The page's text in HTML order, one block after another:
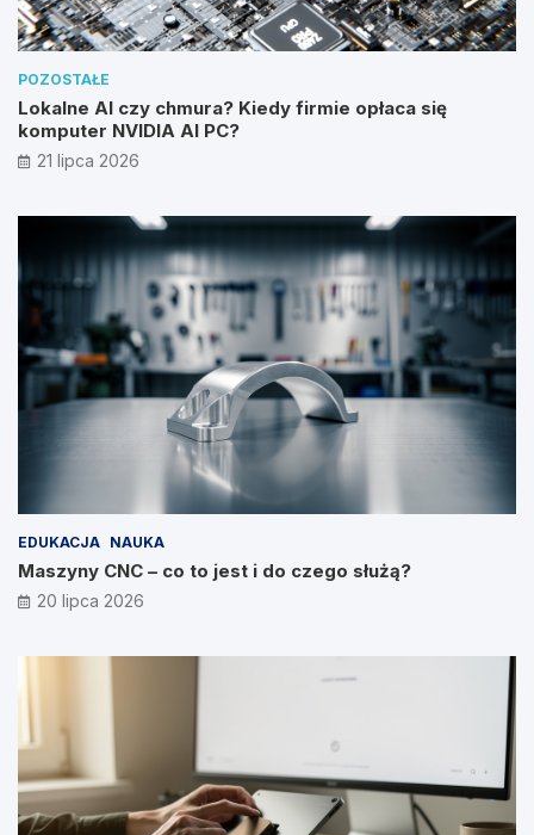
POZOSTAŁE
Lokalne AI czy chmura? Kiedy firmie opłaca się
komputer NVIDIA AI PC?
21 lipca 2026
EDUKACJA NAUKA
Maszyny CNC – co to jest i do czego służą?
20 lipca 2026